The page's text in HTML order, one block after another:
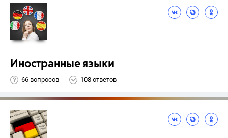
Иностранные языки
66 вопросов 108 ответов